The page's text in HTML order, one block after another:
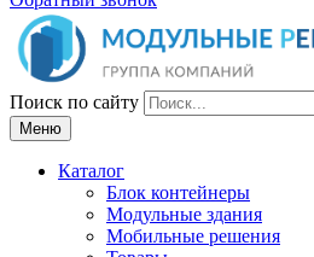
Поиск по сайту
Меню
Каталог
Блок контейнеры
Модульные здания
Мобильные решения